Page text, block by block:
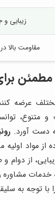
زیبایی
مقاومت بالا
مطمئن
عرضه
متنوع،
دست آورد.
از مواد
از دوام و
خدمات
با توجه به